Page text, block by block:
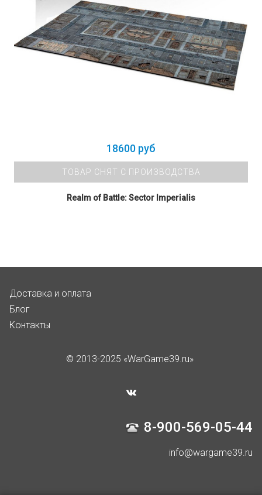
18600 руб
ТОВАР СНЯТ С ПРОИЗВОДСТВА
Realm of Battle: Sector Imperialis
Доставка и оплата
Блог
Контакты
© 2013-2025 «WarGame39.ru»
8-900-569-05-44
info@wargame39.ru